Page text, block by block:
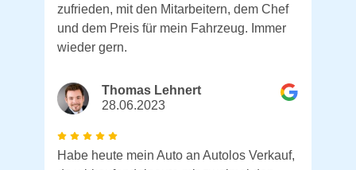
zufrieden, mit den Mitarbeitern, dem Chef
und dem Preis für mein Fahrzeug. Immer
wieder gern.
Thomas Lehnert
28.06.2023
Habe heute mein Auto an Autolos Verkauf,